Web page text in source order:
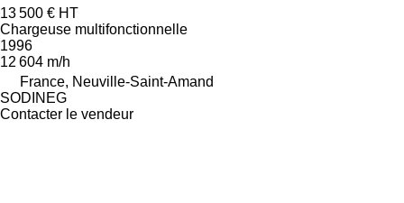
13 500 € HT
Chargeuse multifonctionnelle
1996
12 604 m/h
France, Neuville-Saint-Amand
SODINEG
Contacter le vendeur